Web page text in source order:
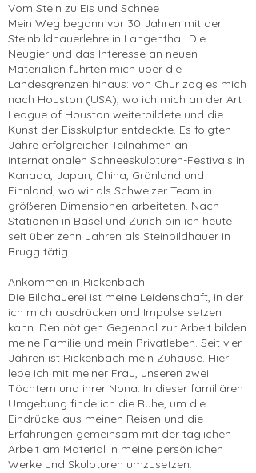
Vom Stein zu Eis und Schnee
Mein Weg begann vor 30 Jahren mit der
Steinbildhauerlehre in Langenthal. Die
Neugier und das Interesse an neuen
Materialien führten mich über die
Landesgrenzen hinaus: von Chur zog es mich
nach Houston (USA), wo ich mich an der Art
League of Houston weiterbildete und die
Kunst der Eisskulptur entdeckte. Es folgten
Jahre erfolgreicher Teilnahmen an
internationalen Schneeskulpturen-Festivals in
Kanada, Japan, China, Grönland und
Finnland, wo wir als Schweizer Team in
größeren Dimensionen arbeiteten. Nach
Stationen in Basel und Zürich bin ich heute
seit über zehn Jahren als Steinbildhauer in
Brugg tätig.
Ankommen in Rickenbach
Die Bildhauerei ist meine Leidenschaft, in der
ich mich ausdrücken und Impulse setzen
kann. Den nötigen Gegenpol zur Arbeit bilden
meine Familie und mein Privatleben. Seit vier
Jahren ist Rickenbach mein Zuhause. Hier
lebe ich mit meiner Frau, unseren zwei
Töchtern und ihrer Nona. In dieser familiären
Umgebung finde ich die Ruhe, um die
Eindrücke aus meinen Reisen und die
Erfahrungen gemeinsam mit der täglichen
Arbeit am Material in meine persönlichen
Werke und Skulpturen umzusetzen.